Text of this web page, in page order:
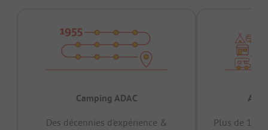
Camping ADAC
Des décennies d’expérience &
Plus de 15